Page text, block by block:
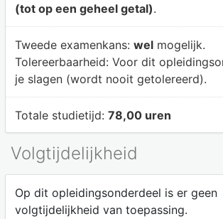
(tot op een geheel getal).
Tweede examenkans: welmogelijk.
Tolereerbaarheid: Voor dit
je slagen (wordt nooit getolereerd).
Totale studietijd: 78,00 uren
Volgtijdelijkheid
Op dit opleidingsonderdeel is er geen
volgtijdelijkheid van toepassing.